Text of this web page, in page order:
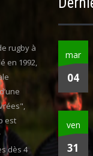
rugby à
en 1992,
est
dès 4
mar
04
ven
31